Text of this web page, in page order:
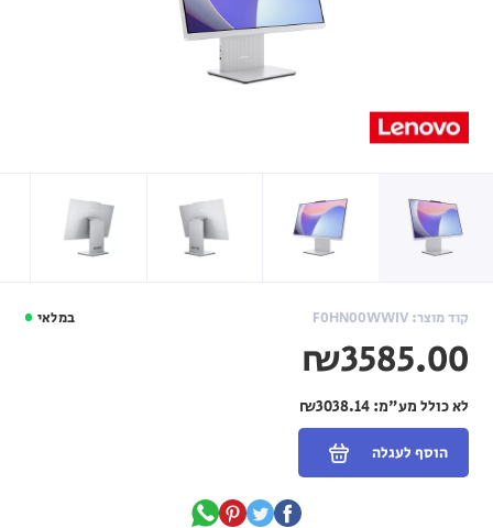
במלאי קוד מוצר: F0HN00WWIV
₪3585.00
לא כולל מע"מ:₪3038.14
הוסף לעגלה